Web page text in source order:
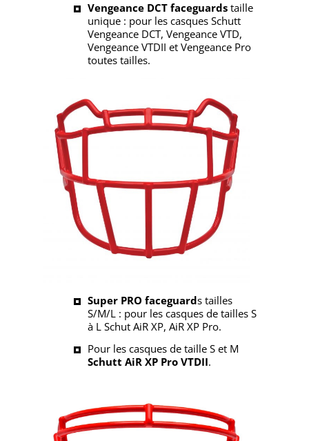
Vengeance DCT faceguards taille
unique : pour les casques Schutt
Vengeance DCT, Vengeance VTD,
Vengeance VTDII et Vengeance Pro
toutes tailles.
Super PRO faceguards tailles
S/M/L : pour les casques de tailles S
à L Schut AiR XP, AiR XP Pro.
Pour les casques de taille S et M
Schutt AiR XP Pro VTDII.